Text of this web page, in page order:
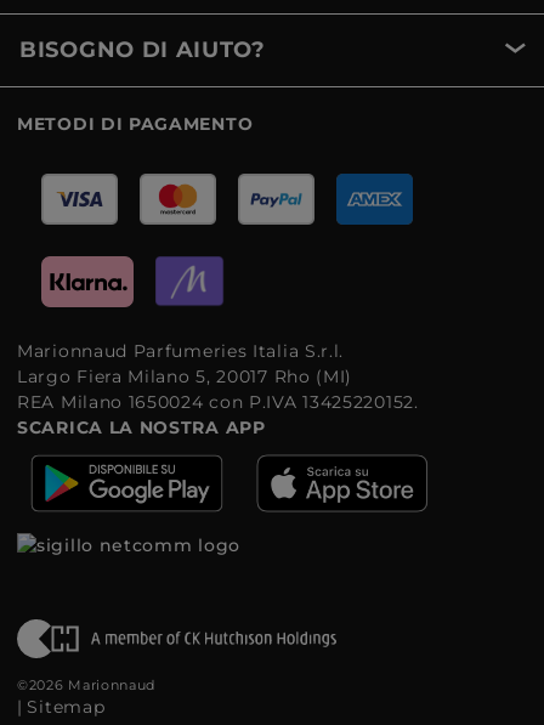
BISOGNO DI AIUTO?
METODI DI PAGAMENTO
Marionnaud Parfumeries Italia S.r.l.
Largo Fiera Milano 5, 20017 Rho (MI)
REA Milano 1650024 con P.IVA 13425220152.
SCARICA LA NOSTRA APP
©2026 Marionnaud
| Sitemap